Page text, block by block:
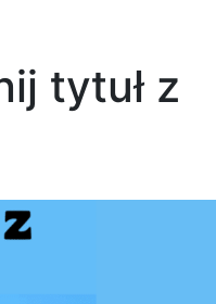
tytuł z